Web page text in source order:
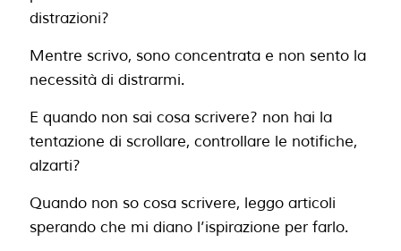
distrazioni?
Mentre scrivo, sono concentrata e non sento la
necessità di distrarmi.
E quando non sai cosa scrivere? non hai la
tentazione di scrollare, controllare le notifiche,
alzarti?
Quando non so cosa scrivere, leggo articoli
sperando che mi diano l’ispirazione per farlo.